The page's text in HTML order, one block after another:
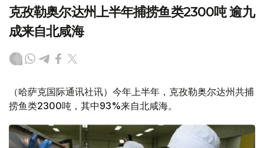
克孜勒奥尔达州上半年捕捞鱼类2300吨 逾九
成来自北咸海
（哈萨克国际通讯社讯）今年上半年，克孜勒奥尔达州共捕
捞鱼类2300吨，其中93%来自北咸海。